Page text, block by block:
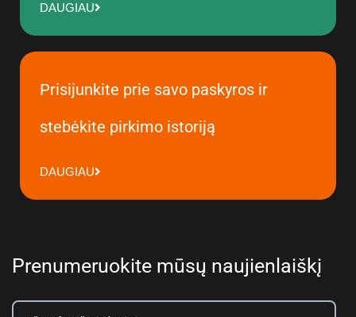
DAUGIAU
Prisijunkite prie savo paskyros ir
stebėkite pirkimo istoriją
DAUGIAU
Prenumeruokite mūsų naujienlaiškį